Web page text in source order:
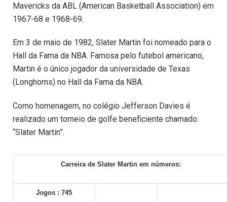
Mavericks da ABL (American Basketball Association) em
1967-68 e 1968-69.
Em 3 de maio de 1982, Slater Martin foi nomeado para o
Hall da Fama da NBA. Famosa pelo futebol americano,
Martin é o único jogador da universidade de Texas
(Longhorns) no Hall da Fama da NBA.
Como homenagem, no colégio Jefferson Davies é
realizado um torneio de golfe beneficiente chamado:
“Slater Martin”.
Carreira de Slater Martin em números:
Jogos : 745